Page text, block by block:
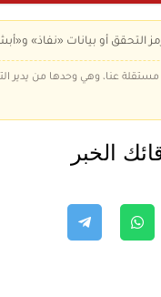
التحقق أو بيانات «نفاذ»
مستقلة عنا، وهي وحدها من
الخبر